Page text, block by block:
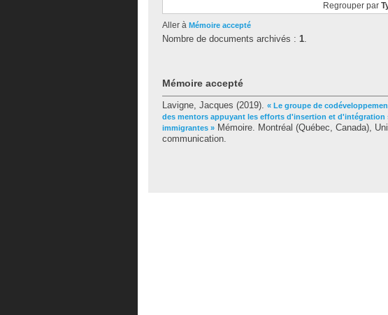
Regrouper par
Aller à Mémoire accepté
Nombre de documents archivés : 1.
Mémoire accepté
Lavigne, Jacques (2019). « Le groupe de
des mentors appuyant les efforts d'insertion et
immigrantes » Mémoire. Montréal (Québec, Canada),
communication.